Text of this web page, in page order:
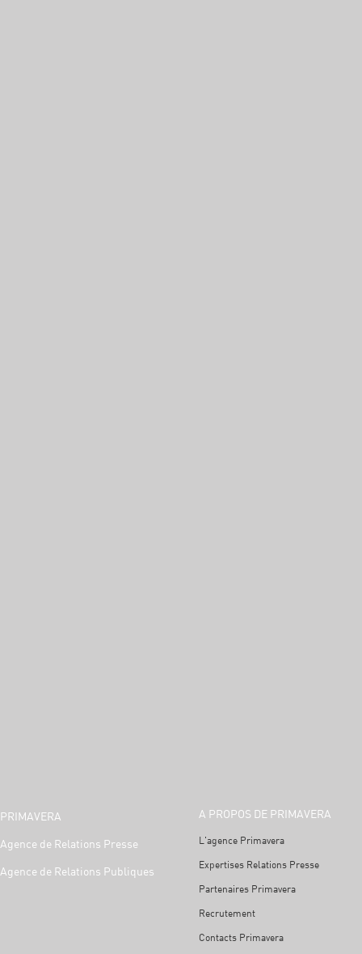
PRIMAVERA
Agence de Relations Presse
Agence de Relations Publiques
A PROPOS DE PRIMAVERA
L'agence Primavera
Expertises Relations Presse
Partenaires Primavera
Recrutement
Contacts Primavera